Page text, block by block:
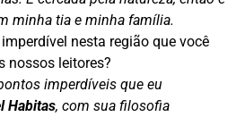
minha tia e minha família.
nesta região que você
nossos leitores?
imperdíveis que eu
Habitas, com sua filosofia